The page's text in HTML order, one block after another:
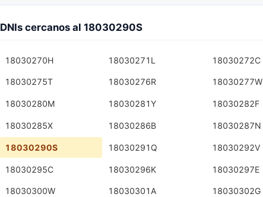
DNIs cercanos al 18030290S
18030270H 18030271L 18030272C
18030275T 18030276R 18030277W
18030280M 18030281Y 18030282F
18030285X 18030286B 18030287N
18030290S 18030291Q 18030292V
18030295C 18030296K 18030297E
18030300W 18030301A 18030302G